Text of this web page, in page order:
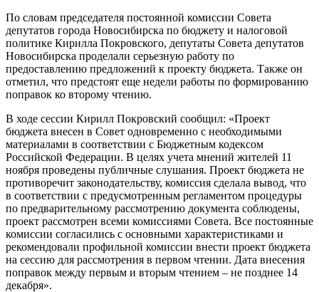
По словам председателя постоянной комиссии Совета
депутатов города Новосибирска по бюджету и налоговой
политике Кирилла Покровского, депутаты Совета депутатов
Новосибирска проделали серьезную работу по
предоставлению предложений к проекту бюджета. Также он
отметил, что предстоят еще недели работы по формированию
поправок ко второму чтению.
В ходе сессии Кирилл Покровский сообщил: «Проект
бюджета внесен в Совет одновременно с необходимыми
материалами в соответствии с Бюджетным кодексом
Российской Федерации. В целях учета мнений жителей 11
ноября проведены публичные слушания. Проект бюджета не
противоречит законодательству, комиссия сделала вывод, что
в соответствии с предусмотренным регламентом процедуры
по предварительному рассмотрению документа соблюдены,
проект рассмотрен всеми комиссиями Совета. Все постоянные
комиссии согласились с основными характеристиками и
рекомендовали профильной комиссии внести проект бюджета
на сессию для рассмотрения в первом чтении. Дата внесения
поправок между первым и вторым чтением – не позднее 14
декабря».